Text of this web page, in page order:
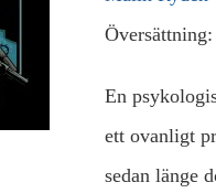
En
ett ovanligt
sedan länge